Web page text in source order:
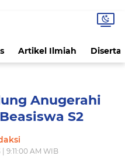
Artikel Ilmiah
Anugerahi
S2
9:11:00 AM WIB